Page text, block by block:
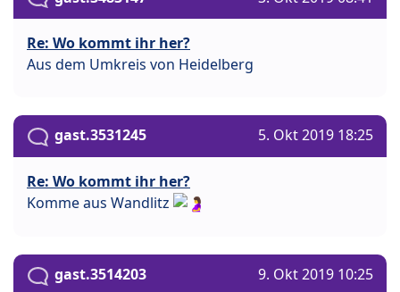
Re: Wo kommt ihr her?
Aus dem Umkreis von Heidelberg
gast.3531245 5. Okt 2019 18:25
Re: Wo kommt ihr her?
Komme aus Wandlitz
gast.3514203 9. Okt 2019 10:25